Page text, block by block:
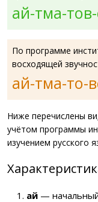
ай-тма-
По программе
восходящей
ай-тма-то-
Ниже перечислены
учётом программы
изучением русского
ай —